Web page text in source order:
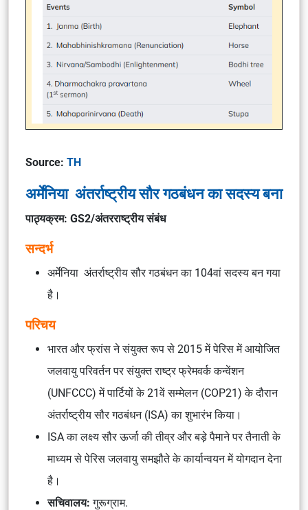
Source: TH
अर्मेनिया अंतर्राष्ट्रीय सौर गठबंधन का सदस्य बना
पाठ्यक्रम: GS2/अंतरराष्ट्रीय संबंध
सन्दर्भ
अर्मेनिया अंतर्राष्ट्रीय सौर गठबंधन का 104वां सदस्य बन गया
है।
परिचय
भारत और फ्रांस ने संयुक्त रूप से 2015 में पेरिस में आयोजित
जलवायु परिवर्तन पर संयुक्त राष्ट्र फ्रेमवर्क कन्वेंशन
(UNFCCC) में पार्टियों के 21वें सम्मेलन (COP21) के दौरान
अंतर्राष्ट्रीय सौर गठबंधन (ISA) का शुभारंभ किया।
ISA का लक्ष्य सौर ऊर्जा की तीव्र और बड़े पैमाने पर तैनाती के
माध्यम से पेरिस जलवायु समझौते के कार्यान्वयन में योगदान देना
है।
सचिवालय:गुरूग्राम.